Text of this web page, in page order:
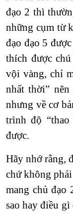
đạo 2 thì
những cụm từ
đạo đạo 5
thích được
vội vàng, chỉ
nhất thời”
nhưng về cơ
trình độ
được.
Hãy nhớ rằng,
chứ không
mang chủ đạo
sao hay điều